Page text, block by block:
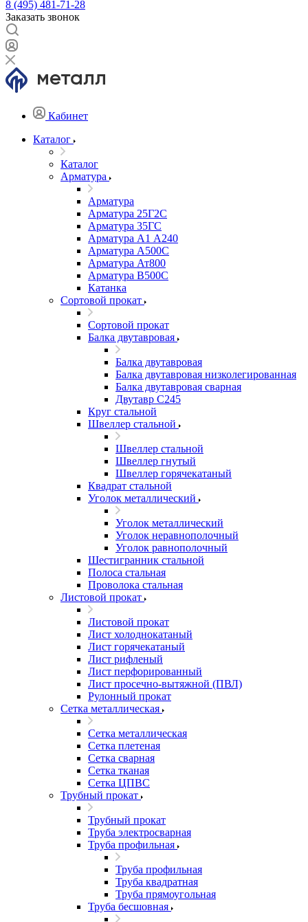
8 (495) 481-71-28
Заказать звонок
Кабинет
Каталог
Каталог
Арматура
Арматура
Арматура 25Г2С
Арматура 35ГС
Арматура А1 А240
Арматура А500С
Арматура Ат800
Арматура В500С
Катанка
Сортовой прокат
Сортовой прокат
Балка двутавровая
Балка двутавровая
Балка двутавровая низколегированная
Балка двутавровая сварная
Двутавр С245
Круг стальной
Швеллер стальной
Швеллер стальной
Швеллер гнутый
Швеллер горячекатаный
Квадрат стальной
Уголок металлический
Уголок металлический
Уголок неравнополочный
Уголок равнополочный
Шестигранник стальной
Полоса стальная
Проволока стальная
Листовой прокат
Листовой прокат
Лист холоднокатаный
Лист горячекатаный
Лист рифленый
Лист перфорированный
Лист просечно-вытяжной (ПВЛ)
Рулонный прокат
Сетка металлическая
Сетка металлическая
Сетка плетеная
Сетка сварная
Сетка тканая
Сетка ЦПВС
Трубный прокат
Трубный прокат
Труба электросварная
Труба профильная
Труба профильная
Труба квадратная
Труба прямоугольная
Труба бесшовная